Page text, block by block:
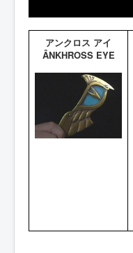
アンクロス アイ
ÂNKHROSS EYE